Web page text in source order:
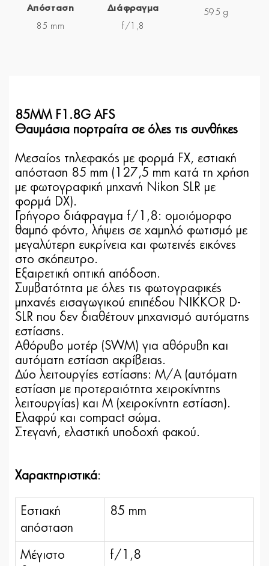
Απόσταση
85 mm
Διάφραγμα
f/1,8
595 g
85MM F1.8G AFS
Θαυμάσια πορτραίτα σε όλες τις συνθήκες
Μεσαίος τηλεφακός με φορμά FX, εστιακή
απόσταση 85 mm (127,5 mm κατά τη χρήση
με φωτογραφική μηχανή Nikon SLR με
φορμά DX).
Γρήγορο διάφραγμα f/1,8: ομοιόμορφο
θαμπό φόντο, λήψεις σε χαμηλό φωτισμό με
μεγαλύτερη ευκρίνεια και φωτεινές εικόνες
στο σκόπευτρο.
Εξαιρετική οπτική απόδοση.
Συμβατότητα με όλες τις φωτογραφικές
μηχανές εισαγωγικού επιπέδου NIKKOR D-
SLR που δεν διαθέτουν μηχανισμό αυτόματης
εστίασης.
Αθόρυβο μοτέρ (SWM) για αθόρυβη και
αυτόματη εστίαση ακρίβειας.
Δύο λειτουργίες εστίασης: M/Α (αυτόματη
εστίαση με προτεραιότητα χειροκίνητης
λειτουργίας) και Μ (χειροκίνητη εστίαση).
Ελαφρύ και compact σώμα.
Στεγανή, ελαστική υποδοχή φακού.
Χαρακτηριστικά:
Εστιακή
απόσταση
85 mm
Μέγιστο
f/1,8